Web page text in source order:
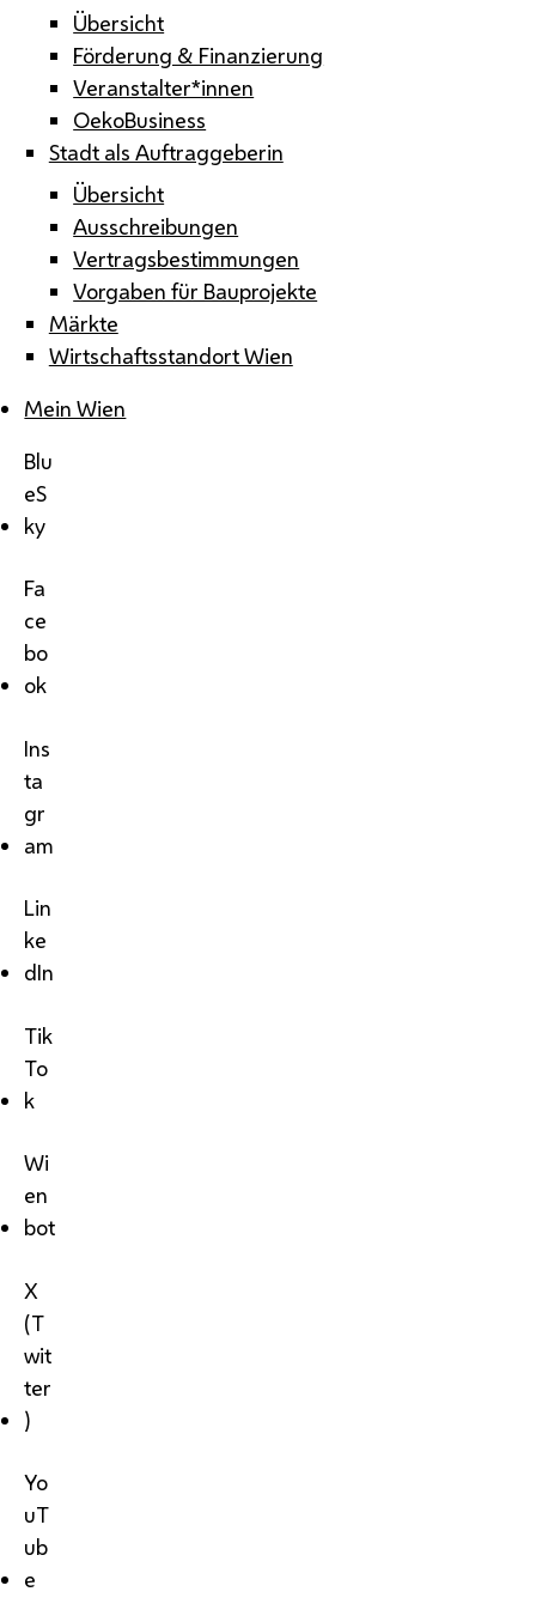
Übersicht
Förderung & Finanzierung
Veranstalter*innen
OekoBusiness
Stadt als Auftraggeberin
Übersicht
Ausschreibungen
Vertragsbestimmungen
Vorgaben für Bauprojekte
Märkte
Wirtschaftsstandort Wien
Mein Wien
Blu
eS
ky
Fa
ce
bo
ok
Ins
ta
gr
am
Lin
ke
dIn
Tik
To
k
Wi
en
bot
X
(T
wit
ter
)
Yo
uT
ub
e